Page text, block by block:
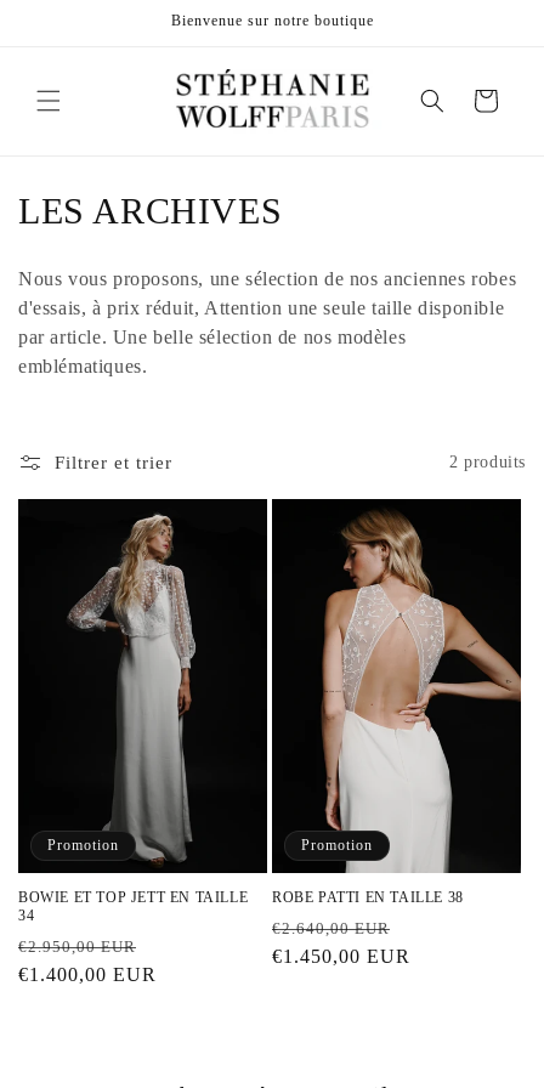
Bienvenue sur notre boutique
Panier
C
l
l
c
t
LES ARCHIVES
Nous vous proposons, une sélection de nos anciennes robes
d'essais, à prix réduit, Attention une seule taille disponible
par article. Une belle sélection de nos modèles
emblématiques.
Filtrer et trier 2 produits
Promotion
BOWIE ET TOP JETT EN TAILLE
34
Prix
habituel
€2.950,00 EUR
promotionnel
€1.400,00 EUR
Promotion
ROBE PATTI EN TAILLE 38
Prix
habituel
€2.640,00 EUR
promotionnel
€1.450,00 EUR